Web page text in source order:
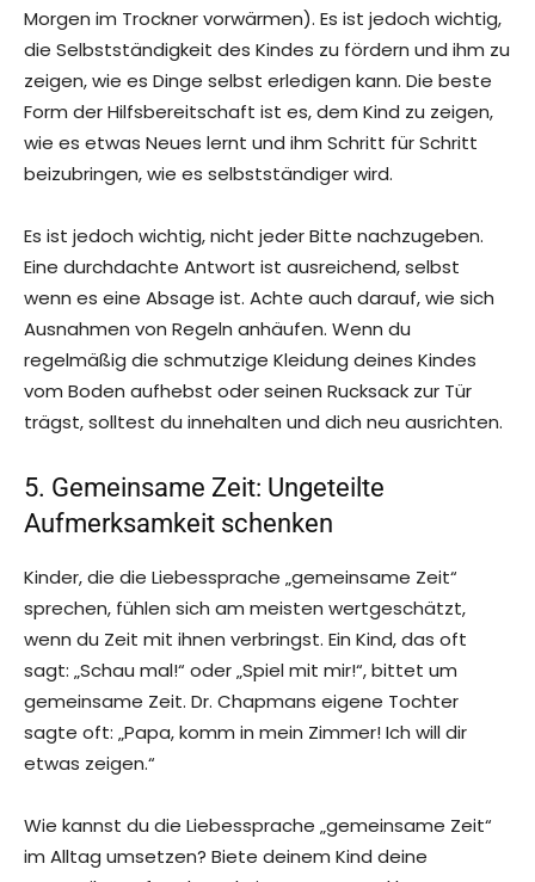
Morgen im Trockner vorwärmen). Es ist jedoch wichtig,
die Selbstständigkeit des Kindes zu fördern und ihm zu
zeigen, wie es Dinge selbst erledigen kann. Die beste
Form der Hilfsbereitschaft ist es, dem Kind zu zeigen,
wie es etwas Neues lernt und ihm Schritt für Schritt
beizubringen, wie es selbstständiger wird.
Es ist jedoch wichtig, nicht jeder Bitte nachzugeben.
Eine durchdachte Antwort ist ausreichend, selbst
wenn es eine Absage ist. Achte auch darauf, wie sich
Ausnahmen von Regeln anhäufen. Wenn du
regelmäßig die schmutzige Kleidung deines Kindes
vom Boden aufhebst oder seinen Rucksack zur Tür
trägst, solltest du innehalten und dich neu ausrichten.
5. Gemeinsame Zeit: Ungeteilte
Aufmerksamkeit schenken
Kinder, die die Liebessprache „gemeinsame Zeit“
sprechen, fühlen sich am meisten wertgeschätzt,
wenn du Zeit mit ihnen verbringst. Ein Kind, das oft
sagt: „Schau mal!“ oder „Spiel mit mir!“, bittet um
gemeinsame Zeit. Dr. Chapmans eigene Tochter
sagte oft: „Papa, komm in mein Zimmer! Ich will dir
etwas zeigen.“
Wie kannst du die Liebessprache „gemeinsame Zeit“
im Alltag umsetzen? Biete deinem Kind deine